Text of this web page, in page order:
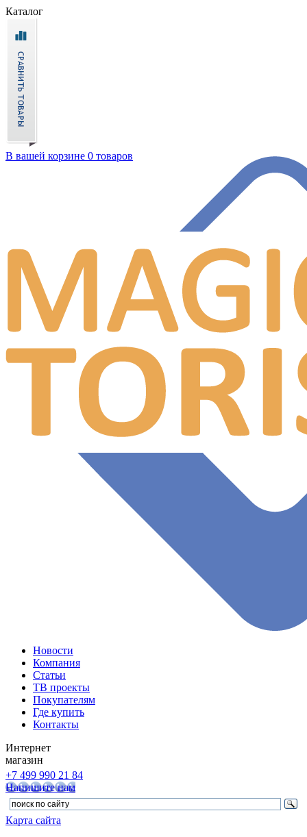
Каталог
В вашей корзине 0 товаров
Новости
Компания
Статьи
ТВ проекты
Покупателям
Где купить
Контакты
Интернет
магазин
+7 499 990 21 84
Напишите нам
Карта сайта